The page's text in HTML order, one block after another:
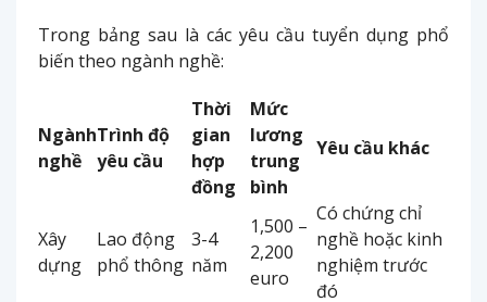
Trong bảng sau là các yêu cầu tuyển dụng phổ
biến theo ngành nghề:
Ngành
nghề
Trình độ
yêu cầu
Thời
gian
hợp
đồng
Mức
lương
trung
bình
Yêu cầu khác
Xây
dựng
Lao động
phổ thông
3-4
năm
1,500 –
2,200
euro
Có chứng chỉ
nghề hoặc kinh
nghiệm trước
đó